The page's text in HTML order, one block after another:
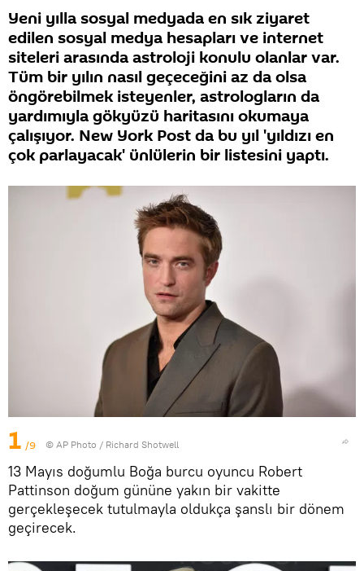
Yeni yılla sosyal medyada en sık ziyaret
edilen sosyal medya hesapları ve internet
siteleri arasında astroloji konulu olanlar var.
Tüm bir yılın nasıl geçeceğini az da olsa
öngörebilmek isteyenler, astrologların da
yardımıyla gökyüzü haritasını okumaya
çalışıyor. New York Post da bu yıl 'yıldızı en
çok parlayacak' ünlülerin bir listesini yaptı.
1 /9 © AP Photo / Richard Shotwell
13 Mayıs doğumlu Boğa burcu oyuncu Robert
Pattinson doğum gününe yakın bir vakitte
gerçekleşecek tutulmayla oldukça şanslı bir dönem
geçirecek.